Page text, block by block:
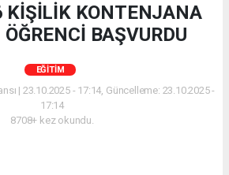
KİŞİLİK KONTENJANA
BAŞVURDU
EĞITIM
| 23.10.2025 - 17:14, Güncelleme: 23.10.2025 -
17:14
8708+ kez okundu.